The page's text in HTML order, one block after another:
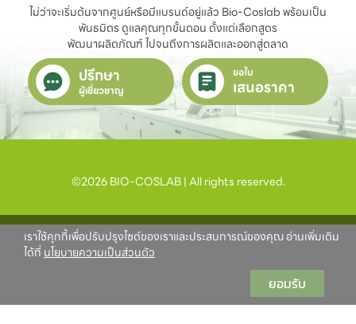
ไม่ว่าจะเริ่มต้นจากศูนย์หรือมีแบรนด์อยู่แล้ว Bio-Coslab พร้อมเป็น
พันธมิตร ดูแลคุณทุกขั้นตอน ตั้งแต่เลือกสูตร
พัฒนาผลิตภัณฑ์ ไปจนถึงการผลิตและออกสู่ตลาด
ปรึกษา
ผู้เชี่ยวชาญ
ขอใบ
เสนอราคา
©2026 BIO-COSLAB | All rights reserved.
เราใช้คุกกี้เพื่อปรับปรุงไซต์ของเราและประสบการณ์ของคุณ อ่านเพิ่มเติม
ได้ที่ นโยบายความเป็นส่วนตัว
ยอมรับ